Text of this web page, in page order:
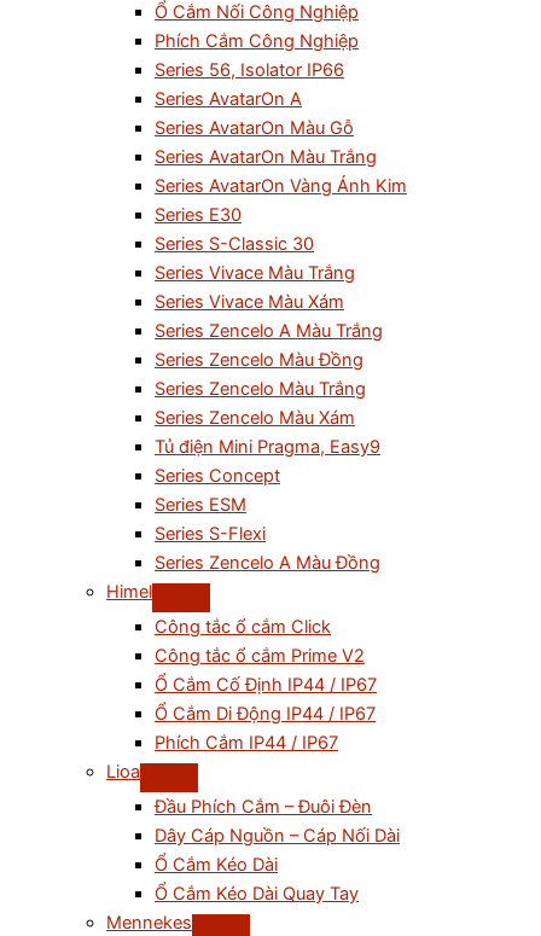
Ổ Cắm Nối Công Nghiệp
Phích Cắm Công Nghiệp
Series 56, Isolator IP66
Series AvatarOn A
Series AvatarOn Màu Gỗ
Series AvatarOn Màu Trắng
Series AvatarOn Vàng Ánh Kim
Series E30
Series S-Classic 30
Series Vivace Màu Trắng
Series Vivace Màu Xám
Series Zencelo A Màu Trắng
Series Zencelo Màu Đồng
Series Zencelo Màu Trắng
Series Zencelo Màu Xám
Tủ điện Mini Pragma, Easy9
Series Concept
Series ESM
Series S-Flexi
Series Zencelo A Màu Đồng
Himel
Công tắc ổ cắm Click
Công tắc ổ cắm Prime V2
Ổ Cắm Cố Định IP44 / IP67
Ổ Cắm Di Động IP44 / IP67
Phích Cắm IP44 / IP67
Lioa
Đầu Phích Cắm – Đuôi Đèn
Dây Cáp Nguồn – Cáp Nối Dài
Ổ Cắm Kéo Dài
Ổ Cắm Kéo Dài Quay Tay
Mennekes